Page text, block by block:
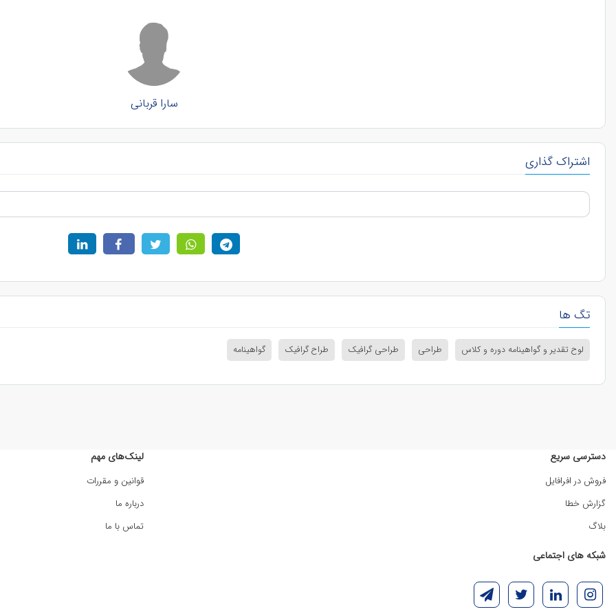
سارا قربانی
اشتراک گذاری
تگ ها
لوح تقدیر و گواهینامه دوره و کلاس طراحی طراحی گرافیک طراح گرافیک گواهینامه
دسترسی سریع
فروش در افرافایل
گزارش خطا
بلاگ
لینک‌های مهم
قوانین و مقررات
درباره ما
تماس با ما
شبکه های اجتماعی